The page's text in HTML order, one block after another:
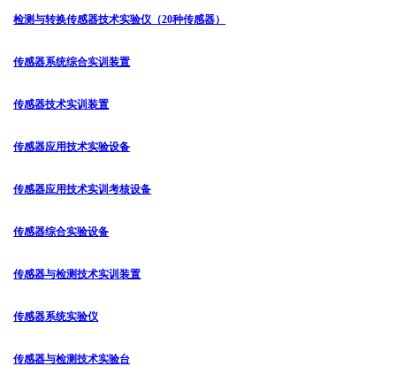
检测与转换传感器技术实验仪（20种传感器）
传感器系统综合实训装置
传感器技术实训装置
传感器应用技术实验设备
传感器应用技术实训考核设备
传感器综合实验设备
传感器与检测技术实训装置
传感器系统实验仪
传感器与检测技术实验台